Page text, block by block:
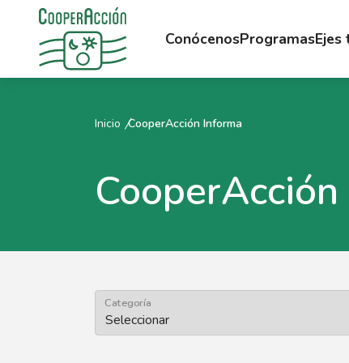
ConócenosProgramasEjes
Inicio CooperAcción Informa
CooperAcción
Categoría